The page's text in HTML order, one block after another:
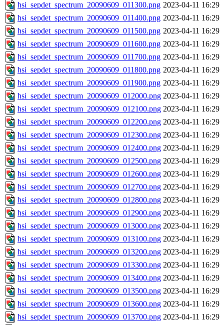
hsi_sepdet_spectrum_20090609_011300.png 2023-04-11 16:29
hsi_sepdet_spectrum_20090609_011400.png 2023-04-11 16:29
hsi_sepdet_spectrum_20090609_011500.png 2023-04-11 16:29
hsi_sepdet_spectrum_20090609_011600.png 2023-04-11 16:29
hsi_sepdet_spectrum_20090609_011700.png 2023-04-11 16:29
hsi_sepdet_spectrum_20090609_011800.png 2023-04-11 16:29
hsi_sepdet_spectrum_20090609_011900.png 2023-04-11 16:29
hsi_sepdet_spectrum_20090609_012000.png 2023-04-11 16:29
hsi_sepdet_spectrum_20090609_012100.png 2023-04-11 16:29
hsi_sepdet_spectrum_20090609_012200.png 2023-04-11 16:29
hsi_sepdet_spectrum_20090609_012300.png 2023-04-11 16:29
hsi_sepdet_spectrum_20090609_012400.png 2023-04-11 16:29
hsi_sepdet_spectrum_20090609_012500.png 2023-04-11 16:29
hsi_sepdet_spectrum_20090609_012600.png 2023-04-11 16:29
hsi_sepdet_spectrum_20090609_012700.png 2023-04-11 16:29
hsi_sepdet_spectrum_20090609_012800.png 2023-04-11 16:29
hsi_sepdet_spectrum_20090609_012900.png 2023-04-11 16:29
hsi_sepdet_spectrum_20090609_013000.png 2023-04-11 16:29
hsi_sepdet_spectrum_20090609_013100.png 2023-04-11 16:29
hsi_sepdet_spectrum_20090609_013200.png 2023-04-11 16:29
hsi_sepdet_spectrum_20090609_013300.png 2023-04-11 16:29
hsi_sepdet_spectrum_20090609_013400.png 2023-04-11 16:29
hsi_sepdet_spectrum_20090609_013500.png 2023-04-11 16:29
hsi_sepdet_spectrum_20090609_013600.png 2023-04-11 16:29
hsi_sepdet_spectrum_20090609_013700.png 2023-04-11 16:29